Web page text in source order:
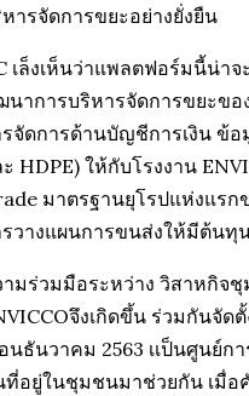
ารจัดการขยะอย่างยั่งยืน
เล็งเห็นว่าแพลตฟอร์มนี้น่า
าการบริหารจัดการขยะขอ
จัดการด้านบัญชีการเงิน ข้อ
HDPE) ให้กับโรงงาน
มาตรฐานยุโรปแห่งแรก
วางแผนการขนส่งให้มีต้นทุ
มร่วมมือระหว่าง วิสาหกิจ
จึงเกิดขึ้น ร่วมกันจั
นธันวาคม 2563 เเป็นศูนย์ก
อยู่ในชุมชนมาช่วยกัน เมื่อ